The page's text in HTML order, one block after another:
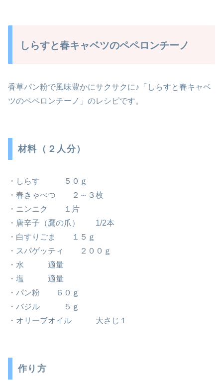
しらすと春キャベツのペペロンチーノ
香草パン粉で風味豊かにサクサクに♪「しらすと春キャベ
ツのペペロンチーノ」のレシピです。
材料（２人分）
・しらす ５０ｇ
・春きゃべつ ２～３枚
・ニンニク １片
・唐辛子（鷹の爪） 1/2本
・白すりごま １５ｇ
・スパゲッティ ２００ｇ
・水 適量
・塩 適量
・パン粉 ６０ｇ
・バジル ５ｇ
・オリーブオイル 大さじ１
作り方